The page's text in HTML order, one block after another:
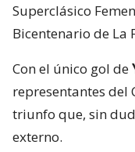
Superclásico
Bicentenario de La
Con el único gol de
representantes del
triunfo que, sin
externo.